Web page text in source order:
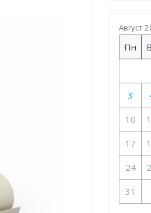
Август
Пн
3
10
17
24
31